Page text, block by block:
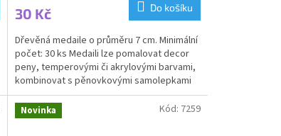
30 Kč Do košíku
Dřevěná medaile o průměru 7 cm. Minimální
počet: 30 ks Medaili lze pomalovat decor
peny, temperovými či akrylovými barvami,
kombinovat s pěnovkovými samolepkami
písmen, čísel...
Novinka Kód: 7259